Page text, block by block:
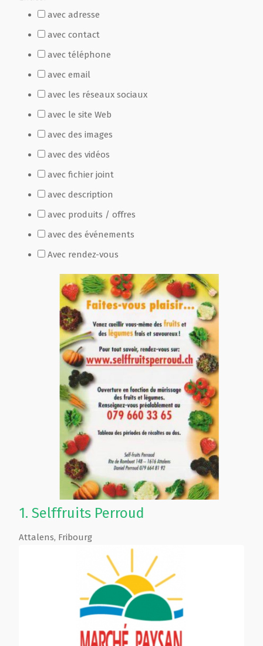
avec adresse
avec contact
avec téléphone
avec email
avec les réseaux sociaux
avec le site Web
avec des images
avec des vidéos
avec fichier joint
avec description
avec produits / offres
avec des événements
Avec rendez-vous
1. Selffruits Perroud
Attalens, Fribourg
Fête Marché Paysan
Partenaires